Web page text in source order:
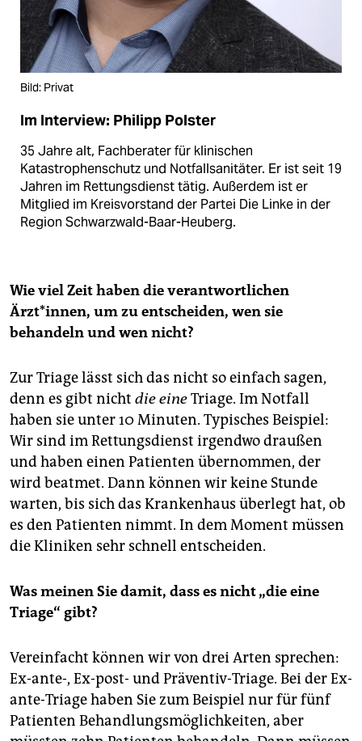
Bild: Privat
Im Interview: Philipp Polster
35 Jahre alt, Fachberater für klinischen
Katastrophenschutz und Notfallsanitäter. Er ist seit 19
Jahren im Rettungsdienst tätig. Außerdem ist er
Mitglied im Kreisvorstand der Partei Die Linke in der
Region Schwarzwald-Baar-Heuberg.
Wie viel Zeit haben die verantwortlichen
Ärzt*innen, um zu entscheiden, wen sie
behandeln und wen nicht?
Zur Triage lässt sich das nicht so einfach sagen,
denn es gibt nicht die eineTriage. Im Notfall
haben sie unter 10 Minuten. Typisches Beispiel:
Wir sind im Rettungsdienst irgendwo draußen
und haben einen Patienten übernommen, der
wird beatmet. Dann können wir keine Stunde
warten, bis sich das Krankenhaus überlegt hat, ob
es den Patienten nimmt. In dem Moment müssen
die Kliniken sehr schnell entscheiden.
Was meinen Sie damit, dass es nicht „die eine
Triage“ gibt?
Vereinfacht können wir von drei Arten sprechen:
Ex-ante-, Ex-post- und Präventiv-Triage. Bei der Ex-
ante-Triage haben Sie zum Beispiel nur für fünf
Pa­tien­ten Behandlungsmöglichkeiten, aber